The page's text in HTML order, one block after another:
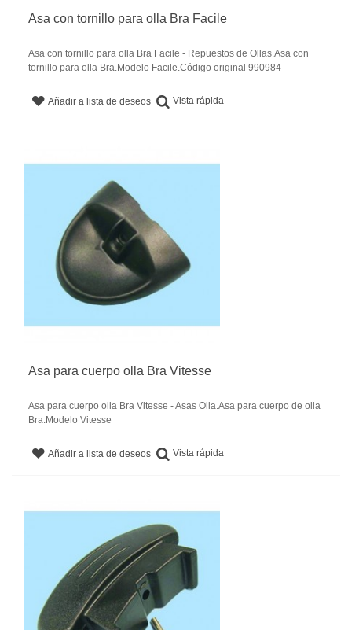
Asa con tornillo para olla Bra Facile
Asa con tornillo para olla Bra Facile - Repuestos de Ollas.Asa con
tornillo para olla Bra.Modelo Facile.Código original 990984
Añadir a lista de deseos Vista rápida
Asa para cuerpo olla Bra Vitesse
Asa para cuerpo olla Bra Vitesse - Asas Olla.Asa para cuerpo de olla
Bra.Modelo Vitesse
Añadir a lista de deseos Vista rápida